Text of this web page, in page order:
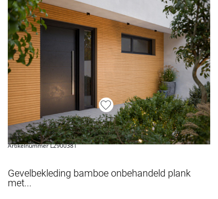
Artikelnummer L2900381
Gevelbekleding bamboe onbehandeld plank
met...